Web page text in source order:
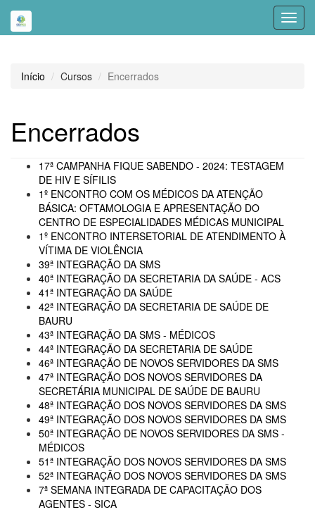
Início Cursos Encerrados
Encerrados
17ª CAMPANHA FIQUE SABENDO - 2024: TESTAGEM
DE HIV E SÍFILIS
1º ENCONTRO COM OS MÉDICOS DA ATENÇÃO
BÁSICA: OFTAMOLOGIA E APRESENTAÇÃO DO
CENTRO DE ESPECIALIDADES MÉDICAS MUNICIPAL
1º ENCONTRO INTERSETORIAL DE ATENDIMENTO À
VÍTIMA DE VIOLÊNCIA
39ª INTEGRAÇÃO DA SMS
40ª INTEGRAÇÃO DA SECRETARIA DA SAÚDE - ACS
41ª INTEGRAÇÃO DA SAÚDE
42ª INTEGRAÇÃO DA SECRETARIA DE SAÚDE DE
BAURU
43ª INTEGRAÇÃO DA SMS - MÉDICOS
44ª INTEGRAÇÃO DA SECRETARIA DE SAÚDE
46ª INTEGRAÇÃO DE NOVOS SERVIDORES DA SMS
47ª INTEGRAÇÃO DOS NOVOS SERVIDORES DA
SECRETÁRIA MUNICIPAL DE SAÚDE DE BAURU
48ª INTEGRAÇÃO DOS NOVOS SERVIDORES DA SMS
49ª INTEGRAÇÃO DOS NOVOS SERVIDORES DA SMS
50ª INTEGRAÇÃO DE NOVOS SERVIDORES DA SMS -
MÉDICOS
51ª INTEGRAÇÃO DOS NOVOS SERVIDORES DA SMS
52ª INTEGRAÇÃO DOS NOVOS SERVIDORES DA SMS
7ª SEMANA INTEGRADA DE CAPACITAÇÃO DOS
AGENTES - SICA